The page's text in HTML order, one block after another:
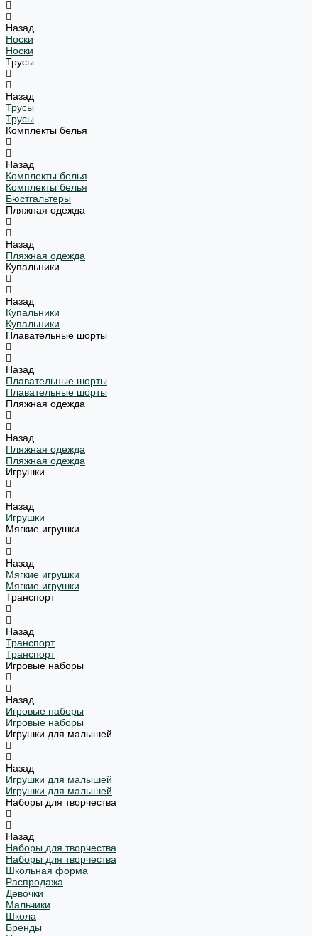
Назад
Носки
Носки
Трусы
Назад
Трусы
Трусы
Комплекты белья
Назад
Комплекты белья
Комплекты белья
Бюстгальтеры
Пляжная одежда
Назад
Пляжная одежда
Купальники
Назад
Купальники
Купальники
Плавательные шорты
Назад
Плавательные шорты
Плавательные шорты
Пляжная одежда
Назад
Пляжная одежда
Пляжная одежда
Игрушки
Назад
Игрушки
Мягкие игрушки
Назад
Мягкие игрушки
Мягкие игрушки
Транспорт
Назад
Транспорт
Транспорт
Игровые наборы
Назад
Игровые наборы
Игровые наборы
Игрушки для малышей
Назад
Игрушки для малышей
Игрушки для малышей
Наборы для творчества
Назад
Наборы для творчества
Наборы для творчества
Школьная форма
Распродажа
Девочки
Мальчики
Школа
Бренды